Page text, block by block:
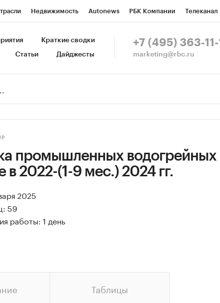
Недвижимость Autonews РБК Компании Телеканал
Спецпроекты СПб Конференции СПб Спецпроекты
Краткие сводки
Статьи Дайджесты
+7 (495) 363-11-
marketing@rbc.ru
промышленных водогрейных
в 2022-(1-9 мес.) 2024 гг.
2025
59
работы: 1 день
Таблицы